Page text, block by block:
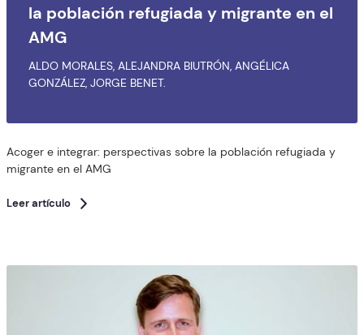
la población refugiada y migrante en el
AMG
ALDO MORALES, ALEJANDRA BIUTRÓN, ANGÉLICA
GONZÁLEZ, JORGE BENET.
Acoger e integrar: perspectivas sobre la población refugiada y
migrante en el AMG
Leer artículo